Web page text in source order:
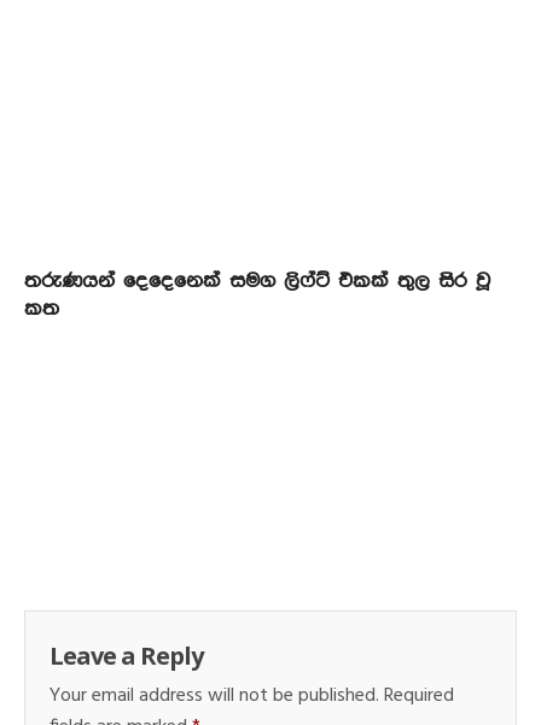
තරුණයන් දෙදෙනෙක් සමග ලිෆ්ට් එකක් තුල සිර වූ
කත
Leave a Reply
Your email address will not be published.Required